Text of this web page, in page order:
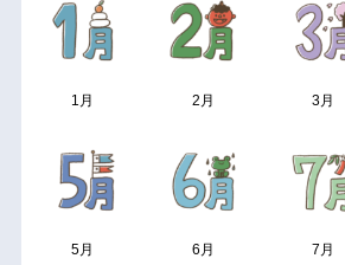
1月 2月 3月
5月 6月 7月